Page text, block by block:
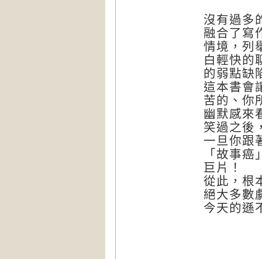
沒有過多
融合了寫
情境，列
白輕快的
的弱點缺
這本書會
苦的、你
幽默感來
笑過之後
一旦你跟
「故事
巨片！
從此，根
絕大多數
今天的遜